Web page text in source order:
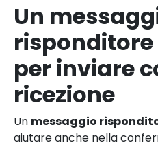
Un
per inviare
ricezione
Un messaggio
aiutare anche nella